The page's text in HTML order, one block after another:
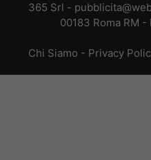
365 Srl -
00183 Roma RM -
Chi Siamo - Privacy